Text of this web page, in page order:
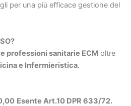
per una più efficace gestione del
professioni sanitarie ECM oltre
e Infermieristica.
Esente Art.10 DPR 633/72.